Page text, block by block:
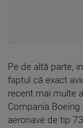
Pe de altă parte,
faptul că exact
recent mai multe
Compania
aeronave de tip